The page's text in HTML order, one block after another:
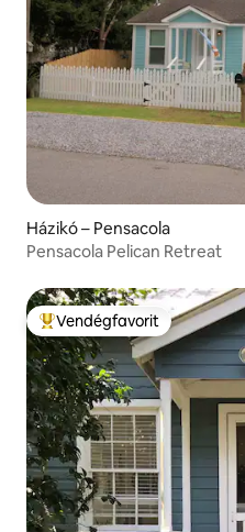
Házikó – Pensacola
Pensacola Pelican Retreat
Kiemelt vendégfavorit
Vendégfavorit